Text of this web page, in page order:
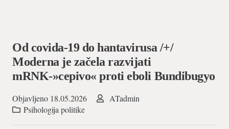
Od covida-19 do hantavirusa /+/
Moderna je začela razvijati
mRNK-»cepivo« proti eboli Bundibugyo
Objavljeno 18.05.2026
ATadmin
Psihologija politike